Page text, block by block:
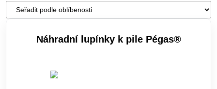
Řazení
obchodu
Náhradní lupínky k pile Pégas®